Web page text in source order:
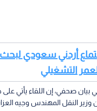
أردني سعودي لبحث
التشغيلي
بيان صحفي، إن اللقاء يأتي
وزير النقل المهندس وجيه